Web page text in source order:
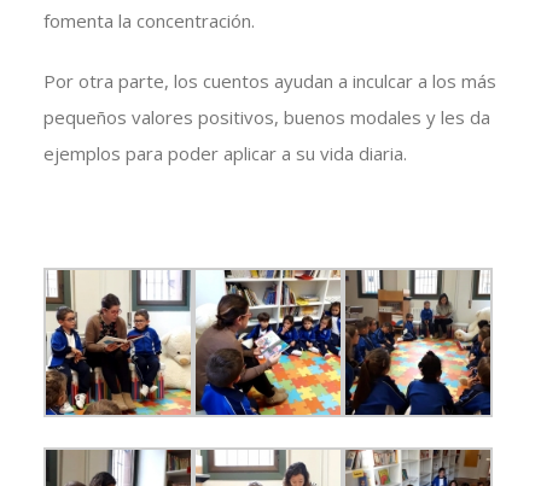
fomenta la concentración.
Por otra parte, los cuentos ayudan a inculcar a los más
pequeños valores positivos, buenos modales y les da
ejemplos para poder aplicar a su vida diaria.